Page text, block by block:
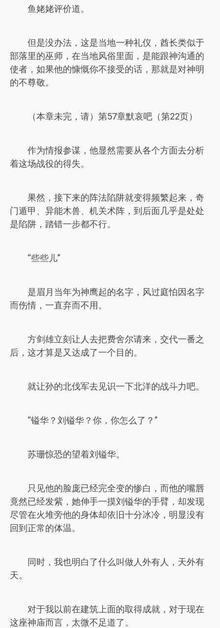
鱼姥姥评价道。
但是没办法，这是当地一种礼仪，酋长类似于
部落里的巫师，在当地风俗里面，是能跟神沟通的
使者，如果他的慷慨你不接受的话，那就是对神明
的不尊敬。
（本章未完，请）第57章默哀吧（第22页）
作为情报参谋，他显然需要从各个方面去分析
着这场战役的得失。
果然，接下来的阵法陷阱就变得频繁起来，奇
门遁甲、异能木兽、机关术阵，到后面几乎是处处
是陷阱，踏错一步都不行。
“些些儿”
是眉月当年为神鹰起的名字，风过庭怕因名字
而伤情，一直弃而不用。
方剑雄立刻让人去把费舍尔请来，交代一番之
后，这才算是又达成了一个目的。
就让孙的北伐军去见识一下北洋的战斗力吧。
“镒华？刘镒华？你，你怎么了？”
苏珊惊恐的望着刘镒华。
只见他的脸庞已经完全变的惨白，而他的嘴唇
竟然已经发紫，她伸手一摸刘镒华的手臂，却发现
尽管在火堆旁他的身体却依旧十分冰冷，明显没有
回到正常的体温。
同时，我也明白了什么叫做人外有人，天外有
天。
对于我以前在建筑上面的取得成就，对于现在
这座神庙而言，太微不足道了。